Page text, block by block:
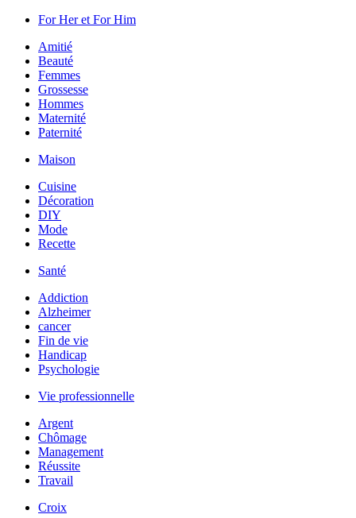
For Her et For Him
Amitié
Beauté
Femmes
Grossesse
Hommes
Maternité
Paternité
Maison
Cuisine
Décoration
DIY
Mode
Recette
Santé
Addiction
Alzheimer
cancer
Fin de vie
Handicap
Psychologie
Vie professionnelle
Argent
Chômage
Management
Réussite
Travail
Croix